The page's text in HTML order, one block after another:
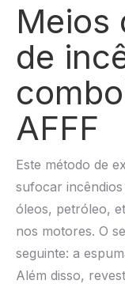
Meios
de
AFFF
Este método de
sufocar
óleos, petróleo,
nos motores. O
seguinte: a
Além disso,